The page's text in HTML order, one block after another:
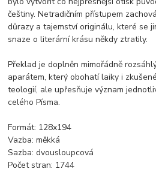
češtiny. Netradičním přístupem
důrazy a tajemství originálu, které se
snaze o literární krásu někdy ztratily.
Překlad je doplněn mimořádně
aparátem, který obohatí laiky i
teologií, ale upřesňuje význam
celého Písma.
Formát: 128x194
Vazba:měkká
Sazba:dvousloupcová
Počet stran: 1744